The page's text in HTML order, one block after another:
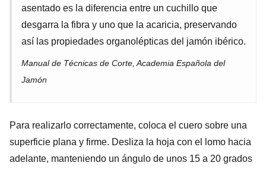
asentado es la diferencia entre un cuchillo que
desgarra la fibra y uno que la acaricia, preservando
así las propiedades organolépticas del jamón ibérico.
Manual de Técnicas de Corte, Academia Española del
Jamón
Para realizarlo correctamente, coloca el cuero sobre una
superficie plana y firme. Desliza la hoja con el lomo hacia
adelante, manteniendo un ángulo de unos 15 a 20 grados